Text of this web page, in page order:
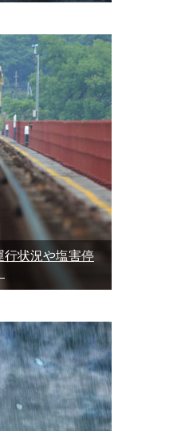
行状況や塩害停